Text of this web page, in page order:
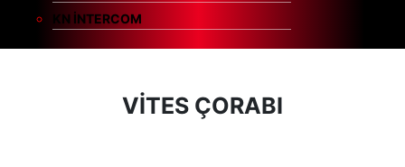
KN İNTERCOM
VİTES ÇORABI